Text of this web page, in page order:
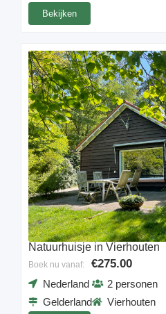
Bekijken
Natuurhuisje in Vierhouten
Boek nu vanaf: €275.00
Nederland
Gelderland
2 personen
Vierhouten